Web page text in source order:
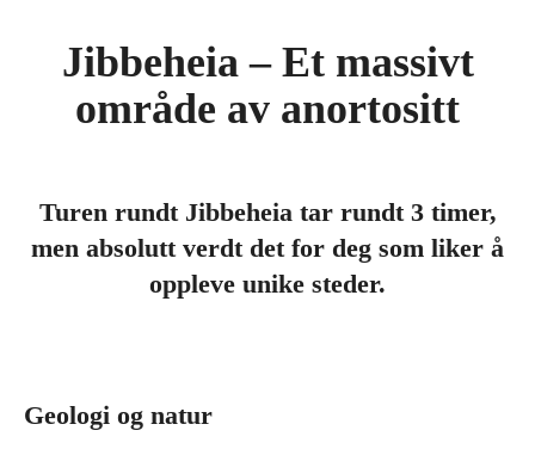
Jibbeheia – Et massivt
område av anortositt
Turen rundt Jibbeheia tar rundt 3 timer,
men absolutt verdt det for deg som liker å
oppleve unike steder.
Geologi og natur